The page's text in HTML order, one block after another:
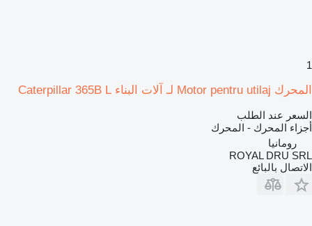
1
المحرك Motor pentru utilaj لـ آلات البناء Caterpillar 365B L
السعر عند الطلب
أجزاء المحرك - المحرك
رومانيا
ROYAL DRU SRL
الاتصال بالبائع